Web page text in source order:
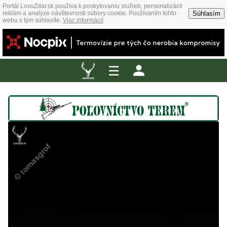
Portál LovuZdar.sk používa k poskytovaniu služieb, personalizácii
reklám a analýze návštevnosti súbory cookie. Používaním tohto
webu s tým súhlasíte. Viac informácií
Súhlasím
☰